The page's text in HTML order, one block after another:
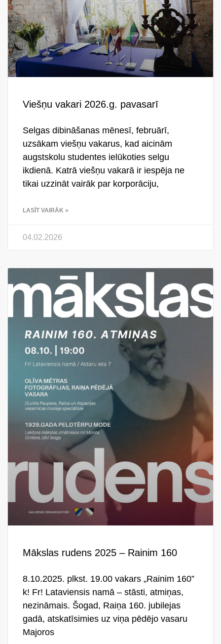
Viešņu vakari 2026.g. pavasarī
Selgas dibināšanas mēnesī, februārī,
uzsākam viešņu vakarus, kad aicinām
augstskolu studentes ielūkoties selgu
ikdienā. Katrā viešņu vakarā ir iespēja ne
tikai uzzināt vairāk par korporāciju,
LASĪT VAIRĀK »
04.02.2026
Mākslas rudens 2025 – Rainim 160
8.10.2025. plkst. 19.00 vakars „Rainim 160”
k! Fr! Lataviensis namā – stāsti, atmiņas,
nezināmais. Šogad, Raiņa 160. jubilejas
gadā, atskatīsimies uz viņa pēdējo vasaru
Majoros